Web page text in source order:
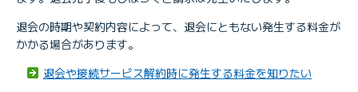
退会の時期や契約内容によって、退会にともない発生する料金が
かかる場合があります。
退会や接続サービス解約時に発生する料金を知りたい